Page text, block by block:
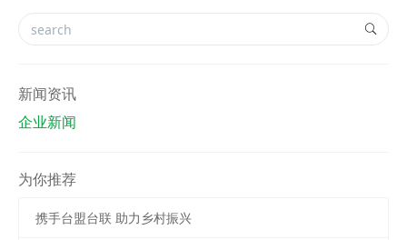
新闻资讯
企业新闻
为你推荐
携手台盟台联 助力乡村振兴